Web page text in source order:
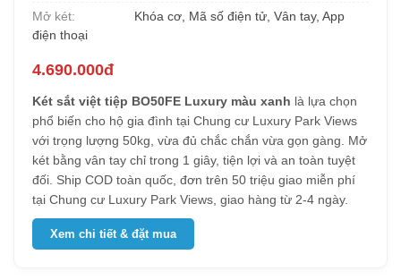
Mở két:
Khóa cơ, Mã số điện tử, Vân tay, App
điện thoại
4.690.000đ
Két sắt việt tiệp BO50FE Luxury màu xanh là lựa chọn
phổ biến cho hộ gia đình tại Chung cư Luxury Park Views
với trọng lượng 50kg, vừa đủ chắc chắn vừa gọn gàng. Mở
két bằng vân tay chỉ trong 1 giây, tiện lợi và an toàn tuyệt
đối. Ship COD toàn quốc, đơn trên 50 triệu giao miễn phí
tại Chung cư Luxury Park Views, giao hàng từ 2-4 ngày.
Xem chi tiết & đặt mua